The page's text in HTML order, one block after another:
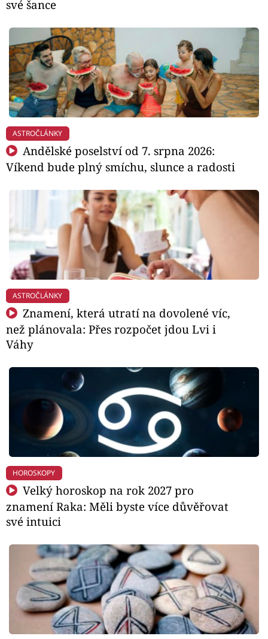
své šance
ASTROČLÁNKY
Andělské poselství od 7. srpna 2026:
Víkend bude plný smíchu, slunce a radosti
ASTROČLÁNKY
Znamení, která utratí na dovolené víc,
než plánovala: Přes rozpočet jdou Lvi i
Váhy
HOROSKOPY
Velký horoskop na rok 2027 pro
znamení Raka: Měli byste více důvěřovat
své intuici